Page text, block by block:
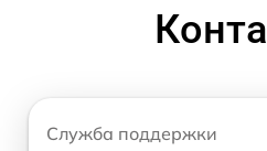
Служба поддержки